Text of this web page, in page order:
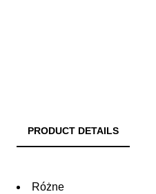
PRODUCT DETAILS
Różne